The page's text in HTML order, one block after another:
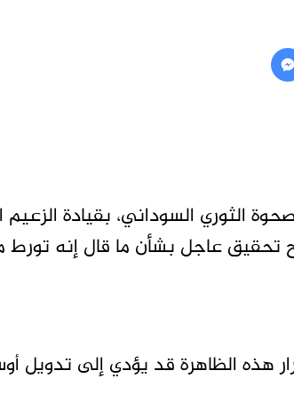
الثوري السوداني، بقيادة
تحقيق عاجل بشأن ما قال إنه تورط
الظاهرة قد يؤدي إلى تدويل